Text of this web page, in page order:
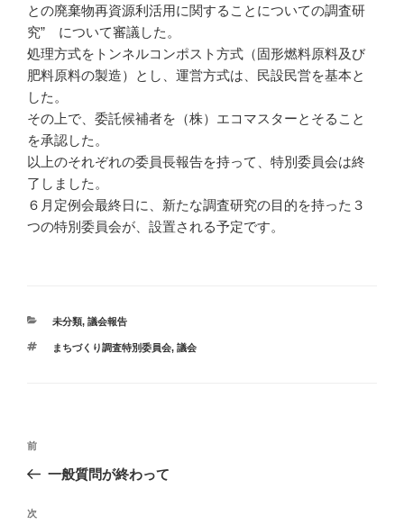
との廃棄物再資源利活用に関することについての調査研
究” について審議した。
処理方式をトンネルコンポスト方式（固形燃料原料及び
肥料原料の製造）とし、運営方式は、民設民営を基本と
した。
その上で、委託候補者を（株）エコマスターとそること
を承認した。
以上のそれぞれの委員長報告を持って、特別委員会は終
了しました。
６月定例会最終日に、新たな調査研究の目的を持った３
つの特別委員会が、設置される予定です。
カ
ゴ
未分類, 議会報告
タ
まちづくり調査特別委員会, 議会
投
ビ
過
去
投
前
一般質問が終わって
次
次